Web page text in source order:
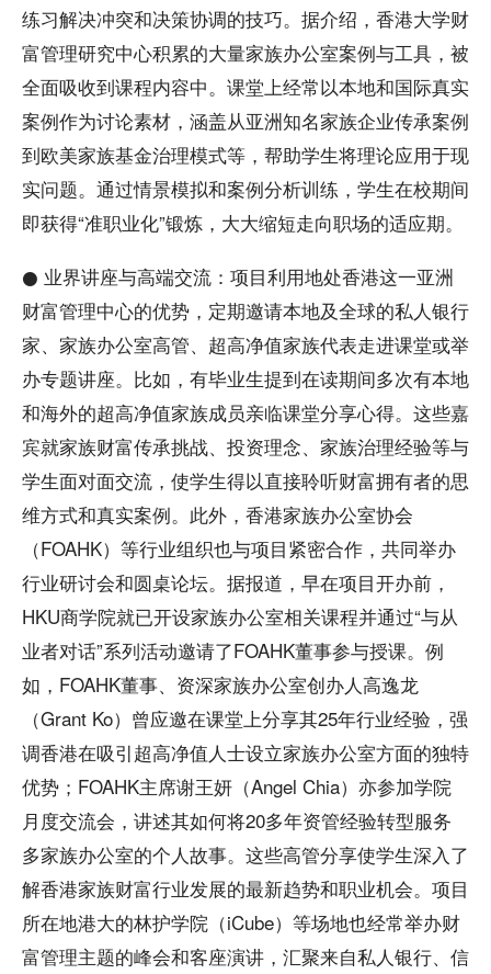
练习解决冲突和决策协调的技巧。据介绍，香港大学财
富管理研究中心积累的大量家族办公室案例与工具，被
全面吸收到课程内容中。课堂上经常以本地和国际真实
案例作为讨论素材，涵盖从亚洲知名家族企业传承案例
到欧美家族基金治理模式等，帮助学生将理论应用于现
实问题。通过情景模拟和案例分析训练，学生在校期间
即获得“准职业化”锻炼，大大缩短走向职场的适应期。
● 业界讲座与高端交流：项目利用地处香港这一亚洲
财富管理中心的优势，定期邀请本地及全球的私人银行
家、家族办公室高管、超高净值家族代表走进课堂或举
办专题讲座。比如，有毕业生提到在读期间多次有本地
和海外的超高净值家族成员亲临课堂分享心得。这些嘉
宾就家族财富传承挑战、投资理念、家族治理经验等与
学生面对面交流，使学生得以直接聆听财富拥有者的思
维方式和真实案例。此外，香港家族办公室协会
（FOAHK）等行业组织也与项目紧密合作，共同举办
行业研讨会和圆桌论坛。据报道，早在项目开办前，
HKU商学院就已开设家族办公室相关课程并通过“与从
业者对话”系列活动邀请了FOAHK董事参与授课。例
如，FOAHK董事、资深家族办公室创办人高逸龙
（Grant Ko）曾应邀在课堂上分享其25年行业经验，强
调香港在吸引超高净值人士设立家族办公室方面的独特
优势；FOAHK主席谢王妍（Angel Chia）亦参加学院
月度交流会，讲述其如何将20多年资管经验转型服务
多家族办公室的个人故事。这些高管分享使学生深入了
解香港家族财富行业发展的最新趋势和职业机会。项目
所在地港大的林护学院（iCube）等场地也经常举办财
富管理主题的峰会和客座演讲，汇聚来自私人银行、信